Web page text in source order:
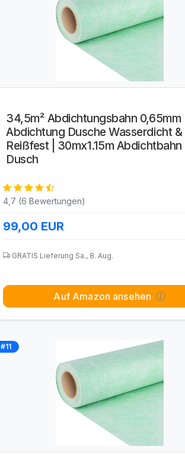
34,5m² Abdichtungsbahn 0,65mm
Abdichtung Dusche Wasserdicht &
Reißfest | 30mx1.15m Abdichtbahn
Dusch
4,7 (6 Bewertungen)
99,00 EUR
GRATIS Lieferung Sa., 8. Aug.
Auf Amazon ansehen
#11